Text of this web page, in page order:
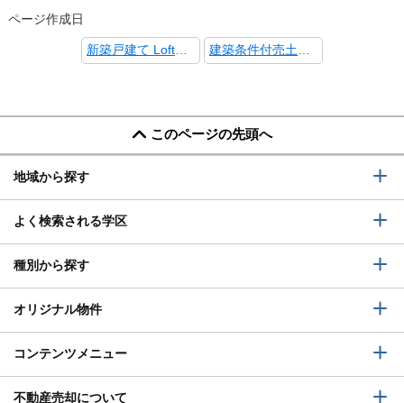
ページ作成日
新築戸建て LoftPia 西京極堤町 1号地 成約御礼!!
このページの先頭へ
地域から探す
よく検索される学区
種別から探す
オリジナル物件
コンテンツメニュー
不動産売却について